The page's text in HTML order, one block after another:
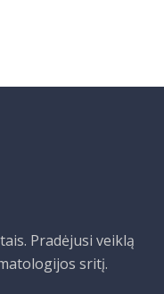
Pradėjusi veiklą
sritį.